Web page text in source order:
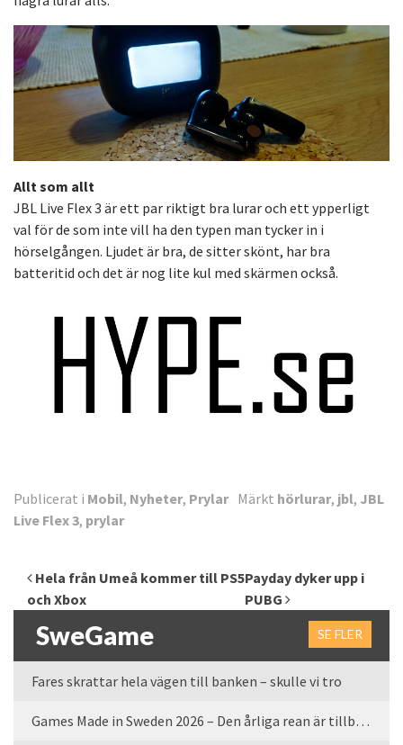
Allt som allt
JBL Live Flex 3 är ett par riktigt bra lurar och ett ypperligt
val för de som inte vill ha den typen man tycker in i
hörselgången. Ljudet är bra, de sitter skönt, har bra
batteritid och det är nog lite kul med skärmen också.
Publicerat i Mobil, Nyheter, Prylar Märkt hörlurar, jbl, JBL
Live Flex 3, prylar
Inläggsnavigering
Hela från Umeå kommer till PS5
och Xbox
Payday dyker upp i
PUBG
SweGame SE FLER
Fares skrattar hela vägen till banken – skulle vi tro
Games Made in Sweden 2026 – Den årliga rean är tillbaka